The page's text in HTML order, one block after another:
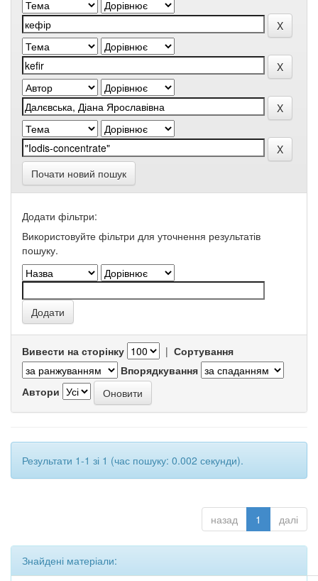
Почати новий пошук
Додати фільтри:
Використовуйте фільтри для уточнення результатів
пошуку.
Вивести на сторінку | Сортування
Впорядкування
Автори
Результати 1-1 зі 1 (час пошуку: 0.002 секунди).
назад 1 далі
Знайдені матеріали: